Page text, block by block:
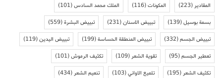
المقادير(223) المكونات(116) الملك محمد السادس(101)
بسمة بوسيل(139) تبييض الاسنان(231) تبييض البشرة(559)
تبييض الجسم(332) تبييض المنطقة الحساسة(199) تبييض اليدين(119)
تعطير الجسم(95) تقوية الشعر(109) تكثيف الرموش(101)
تكثيف الشعر(195) تلميع الاواني(103) تنعيم الشعر(434)